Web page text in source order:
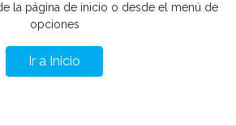
la página de inicio o desde el menú de
opciones
Ir a Inicio